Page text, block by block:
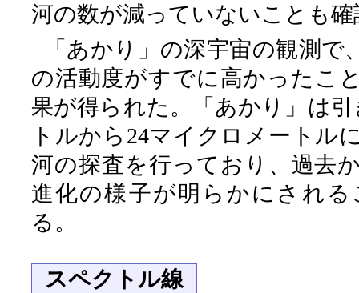
河の数が減っていないことも
「あかり」の深宇宙の観測で
の活動度がすでに高かったこ
果が得られた。「あかり」は
トルから24マイクロメートル
河の探査を行っており、過去
進化の様子が明らかにされ
る。
スペクトル線